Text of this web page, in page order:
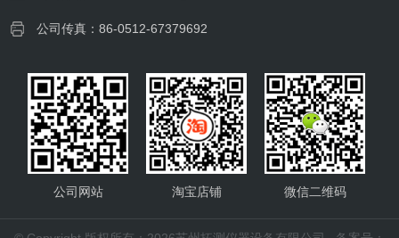
公司传真：86-0512-67379692
微信二维码
淘宝店铺
公司网站